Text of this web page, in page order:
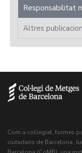
Responsabilitat
Altres
Com a col·legiat, formes
ciutadans de Barcelona.